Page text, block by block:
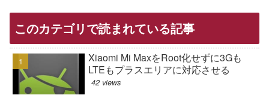
このカテゴリで読まれている記事
Xiaomi Mi MaxをRoot化せずに3Gも
LTEもプラスエリアに対応させる
42 views